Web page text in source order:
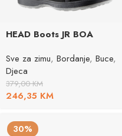
HEAD Boots JR BOA
Sve za zimu, Bordanje, Buce,
Djeca
379,00KM
246,35 KM
30%